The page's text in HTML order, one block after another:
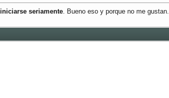
iniciarse seriamente. Bueno eso y porque no me gustan.